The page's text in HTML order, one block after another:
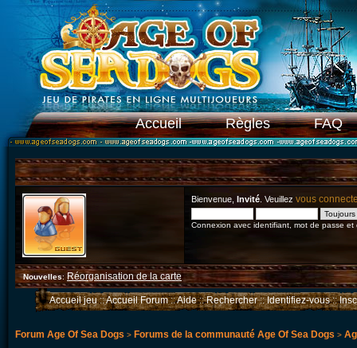
Accueil Règles FAQ
Bienvenue, Invité . Veuillez vous
Connexion avec identifiant, mot de passe et
Nouvelles: Réorganisation de la carte
Accueil jeu::Accueil Forum::Aide::Rechercher::Identifiez-vous::
Forum Age Of Sea Dogs > Forums de la communauté Age Of Sea Dogs >